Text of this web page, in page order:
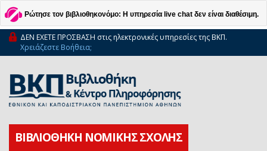
Ρώτησε τον βιβλιοθηκονόμο: Η υπηρεσία live chat δεν είναι διαθέσιμη.
ΔΕΝ ΕΧΕΤΕ ΠΡΟΣΒΑΣΗ στις ηλεκτρονικές υπηρεσίες της ΒΚΠ.
Χρειάζεστε Βοήθεια;
ΒΙΒΛΙΟΘΗΚΗ ΝΟΜΙΚΗΣ ΣΧΟΛΗΣ